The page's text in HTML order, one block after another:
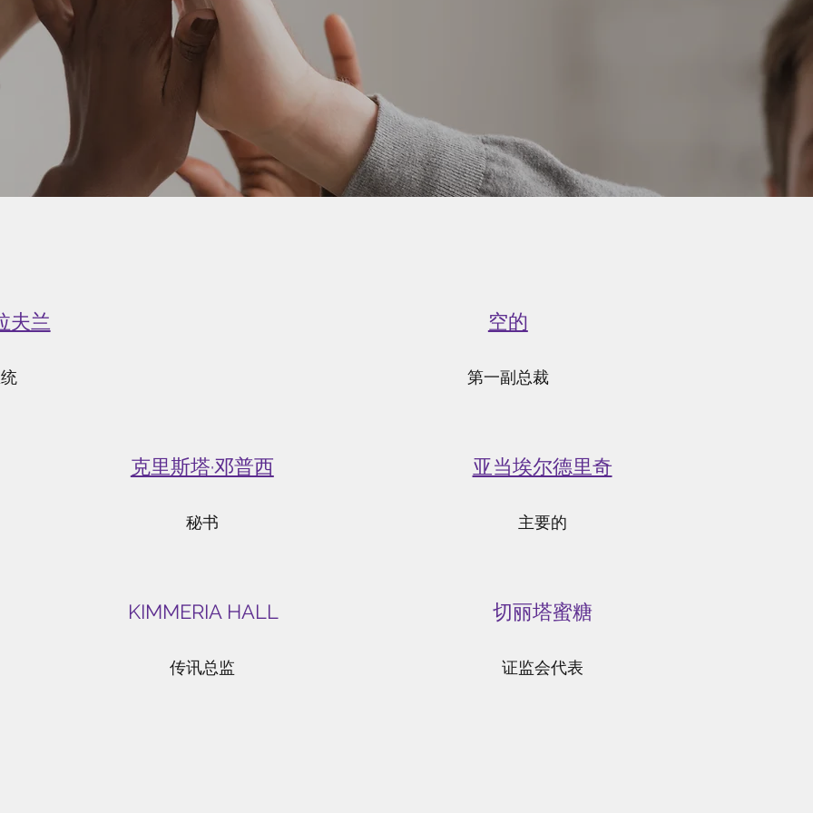
夫兰 空的
第一副总裁
克里斯塔·邓普西
秘书
亚当埃尔德里奇
主要的
KIMMERIA HALL
传讯总监
切丽塔蜜糖
证监会代表